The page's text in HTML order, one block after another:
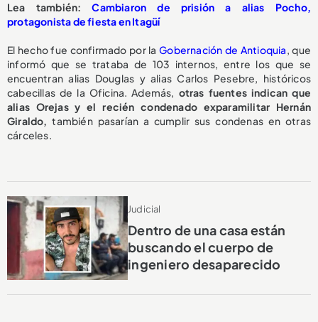
Lea también:Cambiaron de prisión a alias Pocho,
protagonista de fiesta en Itagüí
El hecho fue confirmado por laGobernación de Antioquia, que
informó que se trataba de 103 internos, entre los que se
encuentran alias Douglas y alias Carlos Pesebre, históricos
cabecillas de la Oficina. Además, otras fuentes indican que
alias Orejas y el recién condenado exparamilitar Hernán
Giraldo,también pasarían a cumplir sus condenas en otras
cárceles.
Judicial
Dentro de una casa están
buscando el cuerpo de
ingeniero desaparecido